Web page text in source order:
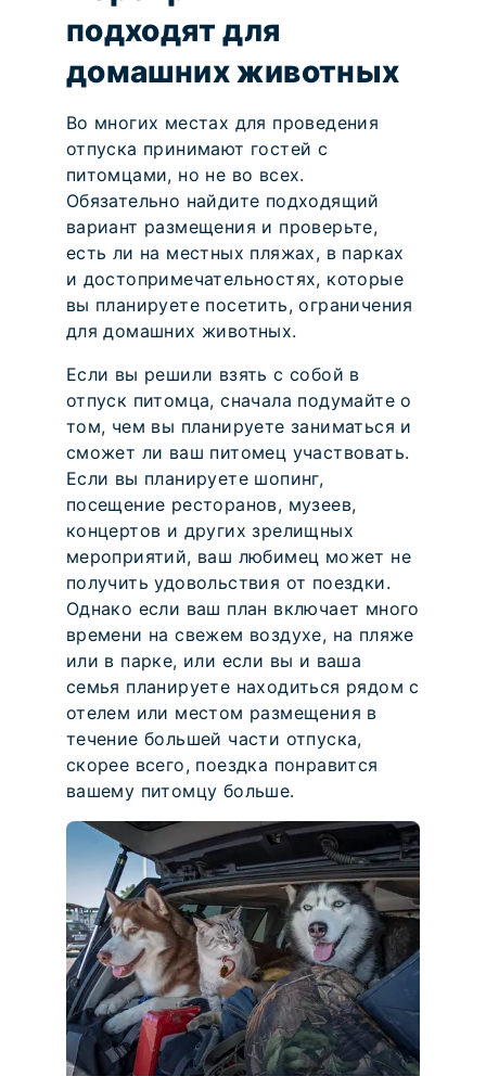
подходят для
домашних животных
Во многих местах для проведения
отпуска принимают гостей с
питомцами, но не во всех.
Обязательно найдите подходящий
вариант размещения и проверьте,
есть ли на местных пляжах, в парках
и достопримечательностях, которые
вы планируете посетить, ограничения
для домашних животных.
Если вы решили взять с собой в
отпуск питомца, сначала подумайте о
том, чем вы планируете заниматься и
сможет ли ваш питомец участвовать.
Если вы планируете шопинг,
посещение ресторанов, музеев,
концертов и других зрелищных
мероприятий, ваш любимец может не
получить удовольствия от поездки.
Однако если ваш план включает много
времени на свежем воздухе, на пляже
или в парке, или если вы и ваша
семья планируете находиться рядом с
отелем или местом размещения в
течение большей части отпуска,
скорее всего, поездка понравится
вашему питомцу больше.